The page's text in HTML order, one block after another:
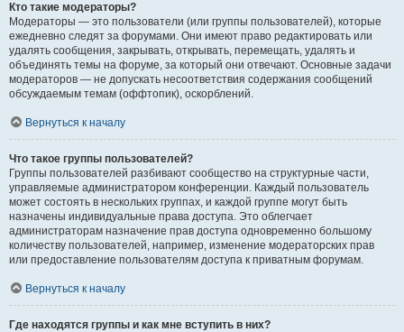
Кто такие модераторы?
Модераторы — это пользователи (или группы пользователей), которые
ежедневно следят за форумами. Они имеют право редактировать или
удалять сообщения, закрывать, открывать, перемещать, удалять и
объединять темы на форуме, за который они отвечают. Основные задачи
модераторов — не допускать несоответствия содержания сообщений
обсуждаемым темам (оффтопик), оскорблений.
Вернуться к началу
Что такое группы пользователей?
Группы пользователей разбивают сообщество на структурные части,
управляемые администратором конференции. Каждый пользователь
может состоять в нескольких группах, и каждой группе могут быть
назначены индивидуальные права доступа. Это облегчает
администраторам назначение прав доступа одновременно большому
количеству пользователей, например, изменение модераторских прав
или предоставление пользователям доступа к приватным форумам.
Вернуться к началу
Где находятся группы и как мне вступить в них?